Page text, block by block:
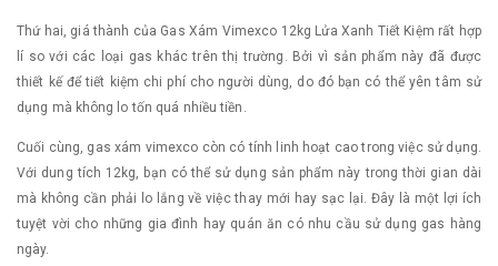
Thứ hai, giá thành của Gas Xám Vimexco 12kg Lửa Xanh Tiết Kiệm rất hợp
lí so với các loại gas khác trên thị trường. Bởi vì sản phẩm này đã được
thiết kế để tiết kiệm chi phí cho người dùng, do đó bạn có thể yên tâm sử
dụng mà không lo tốn quá nhiều tiền.
Cuối cùng, gas xám vimexco còn có tính linh hoạt cao trong việc sử dụng.
Với dung tích 12kg, bạn có thể sử dụng sản phẩm này trong thời gian dài
mà không cần phải lo lắng về việc thay mới hay sạc lại. Đây là một lợi ích
tuyệt vời cho những gia đình hay quán ăn có nhu cầu sử dụng gas hàng
ngày.